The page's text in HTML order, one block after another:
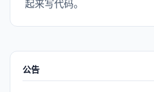
起来写代码。
公告